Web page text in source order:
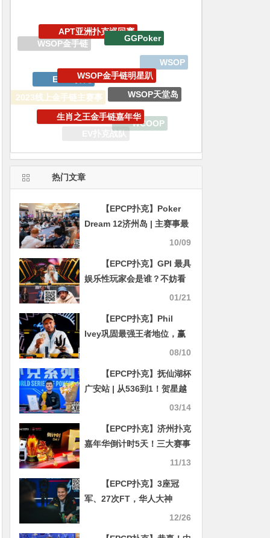
EV扑克
锦标赛
EV专属大宝箱
2023线上金手链主赛事
EPCP扑克
WSOP金手链明星趴
WSOP天堂岛
WCOOP
EV扑克战队
生肖之王金手链嘉年华
热门文章
【EPCP扑克】Poker
Dream 12济州岛 | 主赛事最
雄成功晋级
10/09
【EPCP扑克】GPI 最具
娱乐性玩家会是谁？不妨看
01/21
【EPCP扑克】Phil
Ivey巩固最强王者地位，赢
得Triton Poker伦敦站$60K
08/10
【EPCP扑克】抚仙湖杯
广安站 | 从536到1！贺星越
一路过关斩将，加冕 “抚仙
03/14
【EPCP扑克】济州扑克
嘉年华倒计时5天！三大赛事
11/13
【EPCP扑克】3座冠
军、27次FT，华人大神
Tony今年总计斩获670W12/26